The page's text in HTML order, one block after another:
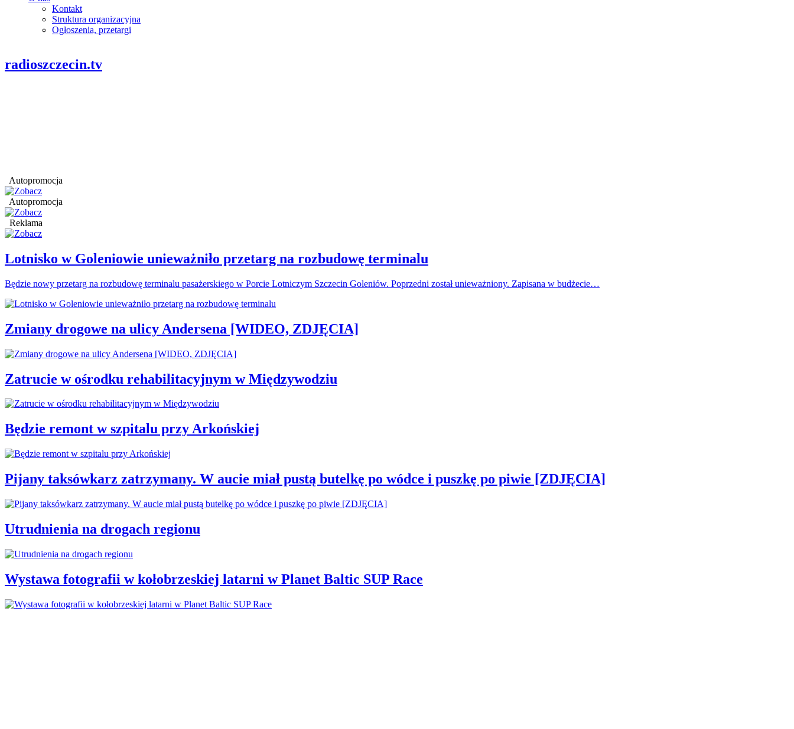
Kontakt
Struktura organizacyjna
Ogłoszenia, przetargi
radioszczecin.tv
Autopromocja
Autopromocja
Reklama
Lotnisko w Goleniowie unieważniło przetarg na rozbudowę terminalu
Będzie nowy przetarg na rozbudowę terminalu pasażerskiego w Porcie Lotniczym Szczecin Goleniów. Poprzedni został unieważniony. Zapisana w budżecie…
Zmiany drogowe na ulicy Andersena [WIDEO, ZDJĘCIA]
Zatrucie w ośrodku rehabilitacyjnym w Międzywodziu
Będzie remont w szpitalu przy Arkońskiej
Pijany taksówkarz zatrzymany. W aucie miał pustą butelkę po wódce i puszkę po piwie [ZDJĘCIA]
Utrudnienia na drogach regionu
Wystawa fotografii w kołobrzeskiej latarni w Planet Baltic SUP Race